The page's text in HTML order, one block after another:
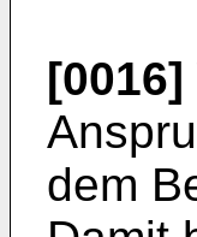
[0016]
dem